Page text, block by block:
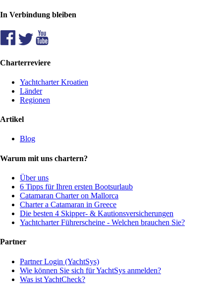
In Verbindung bleiben
Charterreviere
Yachtcharter Kroatien
Länder
Regionen
Artikel
Blog
Warum mit uns chartern?
Über uns
6 Tipps für Ihren ersten Bootsurlaub
Catamaran Charter on Mallorca
Charter a Catamaran in Greece
Die besten 4 Skipper- & Kautionsversicherungen
Yachtcharter Führerscheine - Welchen brauchen Sie?
Partner
Partner Login (YachtSys)
Wie können Sie sich für YachtSys anmelden?
Was ist YachtCheck?